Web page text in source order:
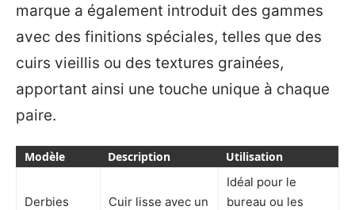
marque a également introduit des gammes
avec des finitions spéciales, telles que des
cuirs vieillis ou des textures grainées,
apportant ainsi une touche unique à chaque
paire.
Modèle Description Utilisation
Derbies
Cuir lisse avec un
Idéal pour le
bureau ou les